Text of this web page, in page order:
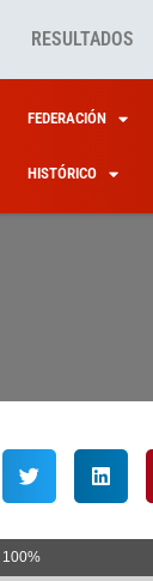
RESULTADOS
FEDERACIÓN
HISTÓRICO
100%